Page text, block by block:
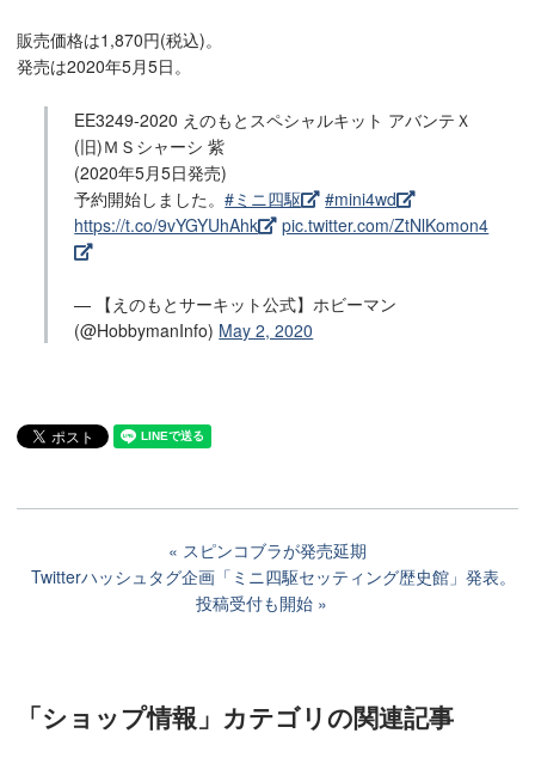
販売価格は1,870円(税込)。
発売は2020年5月5日。
EE3249-2020 えのもとスペシャルキット アバンテＸ
(旧)ＭＳシャーシ 紫
(2020年5月5日発売)
予約開始しました。#ミニ四駆
#mini4wd
https://t.co/9vYGYUhAhk
pic.twitter.com/ZtNlKomon4
— 【えのもとサーキット公式】ホビーマン
(@HobbymanInfo) May 2, 2020
スピンコブラが発売延期
Twitterハッシュタグ企画「ミニ四駆セッティング歴史館」発表。
投稿受付も開始
「ショップ情報」カテゴリの関連記事